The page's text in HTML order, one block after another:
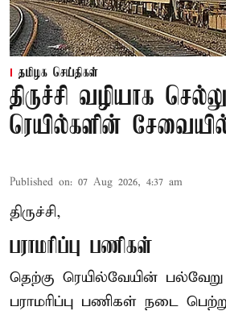
தமிழக செய்திகள்
திருச்சி வழியாக
ரெயில்களின்
Published on: 07 Aug 2026, 4:37 am
திருச்சி,
பராமரிப்பு பணிகள்
தெற்கு ரெயில்வேயின் பல்வேறு
பராமரிப்பு பணிகள் நடை